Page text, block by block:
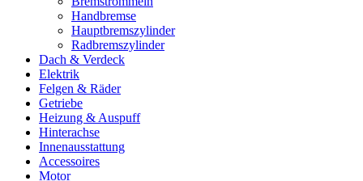
Handbremse
Hauptbremszylinder
Radbremszylinder
Dach & Verdeck
Elektrik
Felgen & Räder
Getriebe
Heizung & Auspuff
Hinterachse
Innenausstattung
Accessoires
Motor